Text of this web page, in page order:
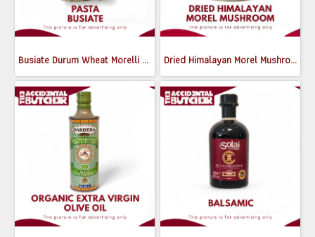
Busiate Durum Wheat Morelli 500g Dried Himalayan Morel Mushrooms 50g